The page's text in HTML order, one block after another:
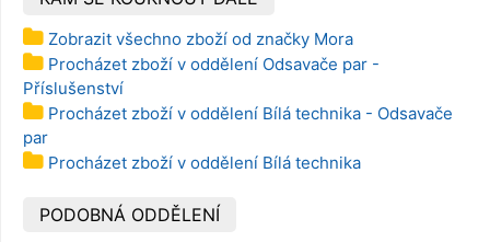
Zobrazit všechno zboží od značky Mora
Procházet zboží v oddělení Odsavače par -
Příslušenství
Procházet zboží v oddělení Bílá technika - Odsavače
par
Procházet zboží v oddělení Bílá technika
PODOBNÁ ODDĚLENÍ